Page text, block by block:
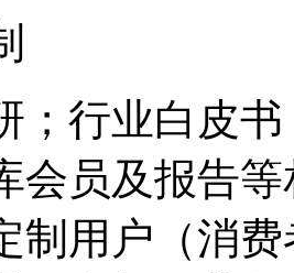
；行业白皮
会员及报告
制用户（消